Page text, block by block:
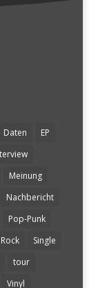
Daten
EP
Meinung
Nachbericht
Pop-Punk
Rock
Single
tour
Vinyl